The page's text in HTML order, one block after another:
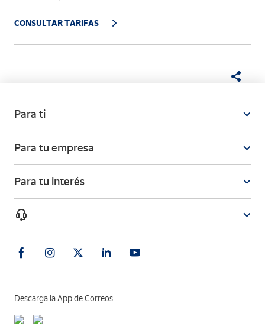
CONSULTAR TARIFAS
Para ti
Para tu empresa
Para tu interés
Descarga la App de Correos